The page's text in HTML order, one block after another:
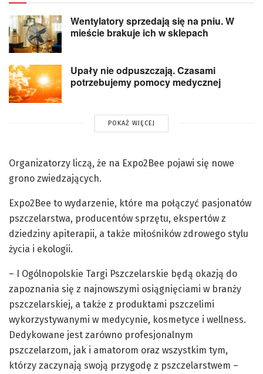
Wentylatory sprzedają się na pniu. W
mieście brakuje ich w sklepach
Upały nie odpuszczają. Czasami
potrzebujemy pomocy medycznej
POKAŻ WIĘCEJ
Organizatorzy liczą, że na Expo2Bee pojawi się nowe
grono zwiedzających.
Expo2Bee to wydarzenie, które ma połączyć pasjonatów
pszczelarstwa, producentów sprzętu, ekspertów z
dziedziny apiterapii, a także miłośników zdrowego stylu
życia i ekologii.
– I Ogólnopolskie Targi Pszczelarskie będą okazją do
zapoznania się z najnowszymi osiągnięciami w branży
pszczelarskiej, a także z produktami pszczelimi
wykorzystywanymi w medycynie, kosmetyce i wellness.
Dedykowane jest zarówno profesjonalnym
pszczelarzom, jak i amatorom oraz wszystkim tym,
którzy zaczynają swoją przygodę z pszczelarstwem –